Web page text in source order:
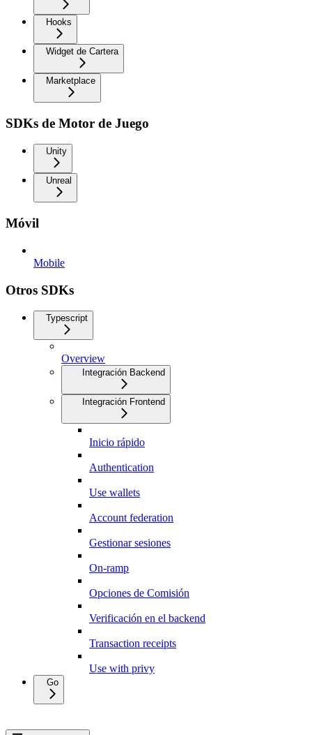
Hooks
Widget de Cartera
Marketplace
SDKs de Motor de Juego
Unity
Unreal
Móvil
Mobile
Otros SDKs
Typescript
Overview
Integración Backend
Integración Frontend
Inicio rápido
Authentication
Use wallets
Account federation
Gestionar sesiones
On-ramp
Opciones de Comisión
Verificación en el backend
Transaction receipts
Use with privy
Go